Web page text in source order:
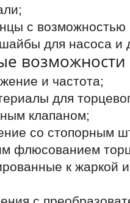
с возможностью
для насоса и
возможности
и частота;
для
клапаном;
со стопорным
флюсованием
к жаркой